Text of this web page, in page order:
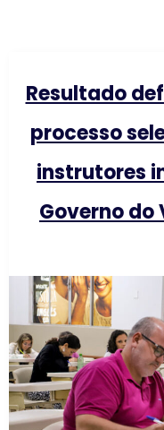
Resultado
processo
instrutores
Governo do